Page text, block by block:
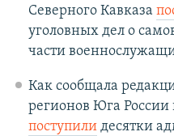
Северного Кавказа
уголовных дел о
части
Как сообщала
регионов Юга России
поступилидесятки